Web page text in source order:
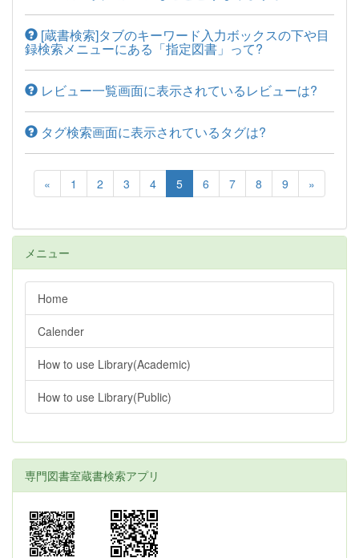
[蔵書検索]タブのキーワード入力ボックスの下や目
録検索メニューにある「指定図書」って?
レビュー一覧画面に表示されているレビューは?
タグ検索画面に表示されているタグは?
« 1 2 3 4 5 6 7 8 9 »
メニュー
Home
Calender
How to use Library(Academic)
How to use Library(Public)
専門図書室蔵書検索アプリ